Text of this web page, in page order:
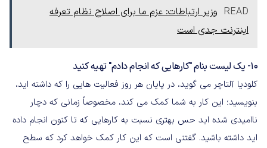
READ وزیر ارتباطات: عزم ما برای اصلاح نظام تعرفه
اینترنت جدی است
10- یک لیست بنام "کارهایی که انجام دادم" تهیه کنید
کلودیا آلتاچر می گوید، در پایان هر روز فعالیت هایی را که داشته اید،
بنویسید؛ این کار به شما کمک می کند، مخصوصاً زمانی که دچار
ناامیدی شده اید حس بهتری نسبت به کارهایی که تا کنون انجام داده
اید داشته باشید. گفتنی است که این کار کمک خواهد کرد که سطح